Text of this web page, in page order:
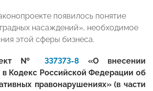
появилось понятие
насаждений», необходимое
этой сферы бизнеса.
№337373-8 «О внесении
Кодекс Российской Федерации об
правонарушениях» (в части